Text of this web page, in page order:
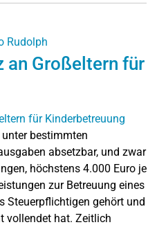
Rudolph
an Großeltern für
bestimmten
absetzbar, und zwar
höchstens 4.000 Euro je
zur Betreuung eines
Steuerpflichtigen gehört und
vollendet hat. Zeitlich